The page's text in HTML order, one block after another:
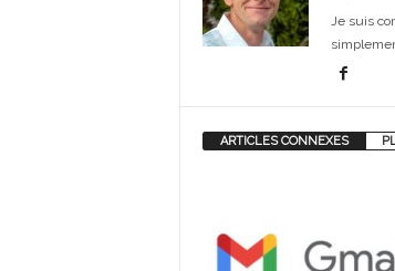
Je suis
ARTICLES CONNEXES